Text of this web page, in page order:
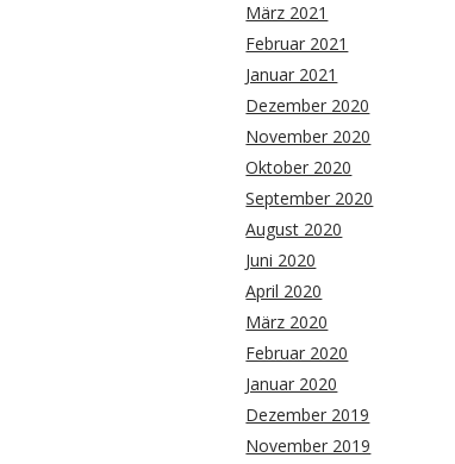
März 2021
Februar 2021
Januar 2021
Dezember 2020
November 2020
Oktober 2020
September 2020
August 2020
Juni 2020
April 2020
März 2020
Februar 2020
Januar 2020
Dezember 2019
November 2019